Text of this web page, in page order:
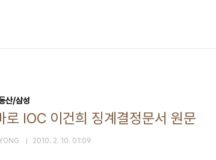
산/삼성
로 IOC 이건희 징계결정문서 원문
2010. 2. 10. 01:09